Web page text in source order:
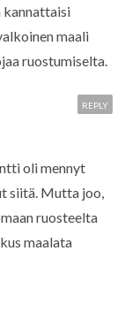
kannattaisi
maali
ruostumiselta.
oli mennyt
siitä. Mutta joo,
ruosteelta
maalata
REPLY